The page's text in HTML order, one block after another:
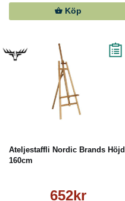
Köp
Ateljestaffli Nordic Brands Höjd
160cm
652kr